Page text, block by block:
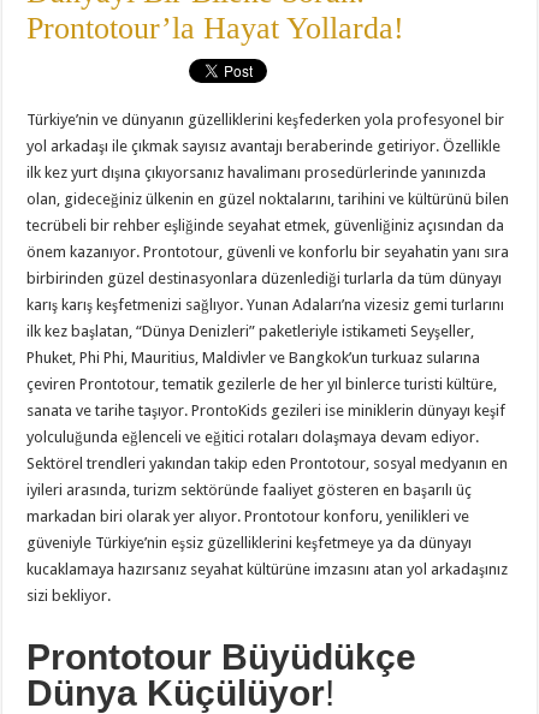
Prontotour’la Hayat Yollarda!
Türkiye’nin ve dünyanın güzelliklerini keşfederken yola profesyonel bir
yol arkadaşı ile çıkmak sayısız avantajı beraberinde getiriyor. Özellikle
ilk kez yurt dışına çıkıyorsanız havalimanı prosedürlerinde yanınızda
olan, gideceğiniz ülkenin en güzel noktalarını, tarihini ve kültürünü bilen
tecrübeli bir rehber eşliğinde seyahat etmek, güvenliğiniz açısından da
önem kazanıyor. Prontotour, güvenli ve konforlu bir seyahatin yanı sıra
birbirinden güzel destinasyonlara düzenlediği turlarla da tüm dünyayı
karış karış keşfetmenizi sağlıyor. Yunan Adaları’na vizesiz gemi turlarını
ilk kez başlatan, “Dünya Denizleri” paketleriyle istikameti Seyşeller,
Phuket, Phi Phi, Mauritius, Maldivler ve Bangkok’un turkuaz sularına
çeviren Prontotour, tematik gezilerle de her yıl binlerce turisti kültüre,
sanata ve tarihe taşıyor. ProntoKids gezileri ise miniklerin dünyayı keşif
yolculuğunda eğlenceli ve eğitici rotaları dolaşmaya devam ediyor.
Sektörel trendleri yakından takip eden Prontotour, sosyal medyanın en
iyileri arasında, turizm sektöründe faaliyet gösteren en başarılı üç
markadan biri olarak yer alıyor. Prontotour konforu, yenilikleri ve
güveniyle Türkiye’nin eşsiz güzelliklerini keşfetmeye ya da dünyayı
kucaklamaya hazırsanız seyahat kültürüne imzasını atan yol arkadaşınız
sizi bekliyor.
Prontotour Büyüdükçe
Dünya Küçülüyor!